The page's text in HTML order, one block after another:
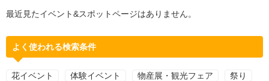
最近見たイベント&スポットページはありません。
よく使われる検索条件
花イベント 体験イベント 物産展・観光フェア 祭り